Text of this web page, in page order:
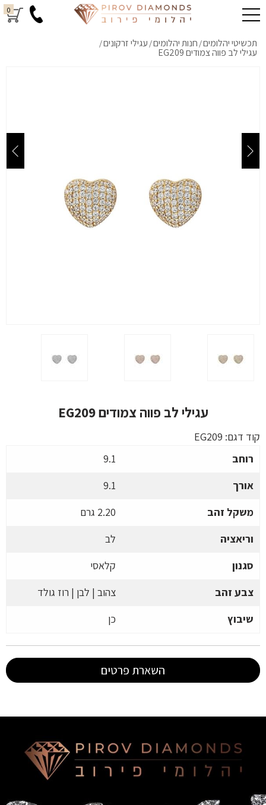
0
תכשיטי יהלומים/ חנות יהלומים/ עגילי זרקונים/
עגילי לב פווה צמודים EG209
עגילי לב פווה צמודים EG209
קוד דגם: EG209
רוחב
9.1
אורך
9.1
משקל זהב
2.20 גרם
וריאציה
לב
סגנון
קלאסי
צבע זהב
צהוב | לבן | רוז גולד
שיבוץ
כן
השארת פרטים